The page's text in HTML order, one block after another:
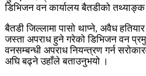
डिभिजन वन कार्यालय बैतडीको
बैतडी जिल्लामा पासो थाप्ने, अवैध
जस्ता अपराध हुने गरेको डिभिजन वन
वनसम्बन्धी अपराध नियन्त्रण गर्न
अघि बढ्ने उहाँले बताउनुभयो ।